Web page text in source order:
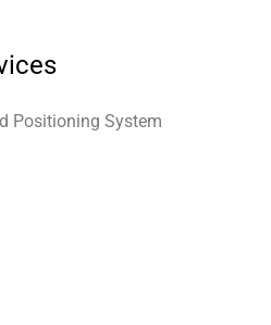
Positioning System